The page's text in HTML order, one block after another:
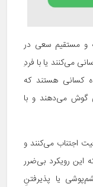
و مستقیم سعی در
می‌کنند یا با فردِ
کسانی هستند که
گوش می‌دهند و با
اجتناب می‌کنند و
این رویکرد بی‌ضرر
یا پذیرفتنِ